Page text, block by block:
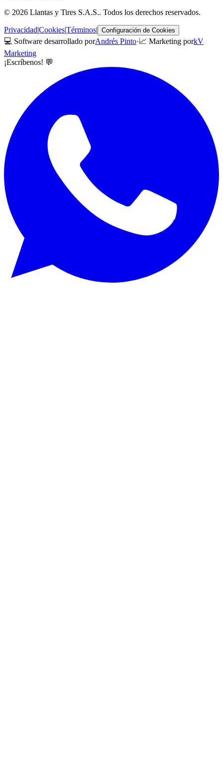
© 2026 Llantas y Tires S.A.S.. Todos los derechos reservados.
Privacidad|Cookies|Términos| Configuración de Cookies
💻 Software desarrollado porAndrés Pinto·📈 Marketing porkV
Marketing
¡Escríbenos! 💬